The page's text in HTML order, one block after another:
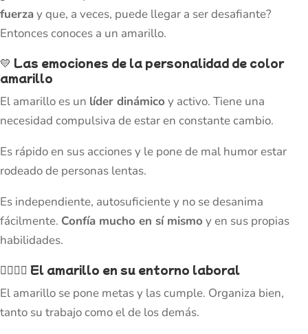
fuerzay que, a veces, puede llegar a ser desafiante?
Entonces conoces a un amarillo.
💛 Las emociones de la personalidad de color
amarillo
El amarillo es un líder dinámico y activo. Tiene una
necesidad compulsiva de estar en constante cambio.
Es rápido en sus acciones y le pone de mal humor estar
rodeado de personas lentas.
Es independiente, autosuficiente y no se desanima
fácilmente. Confía mucho en sí mismo y en sus propias
habilidades.
👷‍♂️👷‍♀️ El amarillo en su entorno laboral
El amarillo se pone metas y las cumple. Organiza bien,
tanto su trabajo como el de los demás.